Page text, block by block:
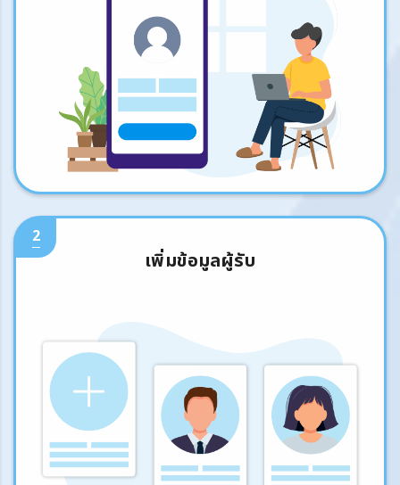
2
เพิ่มข้อมูลผู้รับ